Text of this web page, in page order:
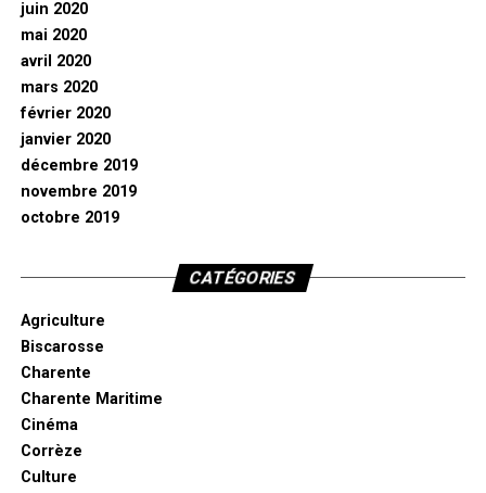
juin 2020
mai 2020
avril 2020
mars 2020
février 2020
janvier 2020
décembre 2019
novembre 2019
octobre 2019
CATÉGORIES
Agriculture
Biscarosse
Charente
Charente Maritime
Cinéma
Corrèze
Culture